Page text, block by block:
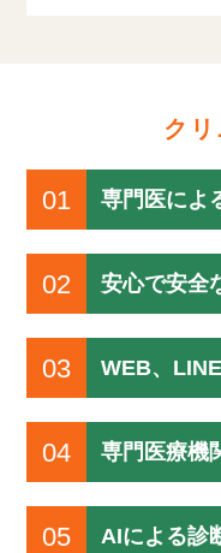
ク
01 専門医によ
02 安心で安全
03 WEB、
04 専門医療機
05 AIによる診